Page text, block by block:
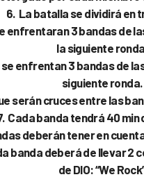
6. La batalla se dividirá en
enfrentaran 3 bandas de
la siguiente
enfrentan 3 bandas de
siguiente ronda.
serán cruces entre las
Cada banda tendrá 40 min
deberán tener en
banda deberá de llevar
de DIO: “We